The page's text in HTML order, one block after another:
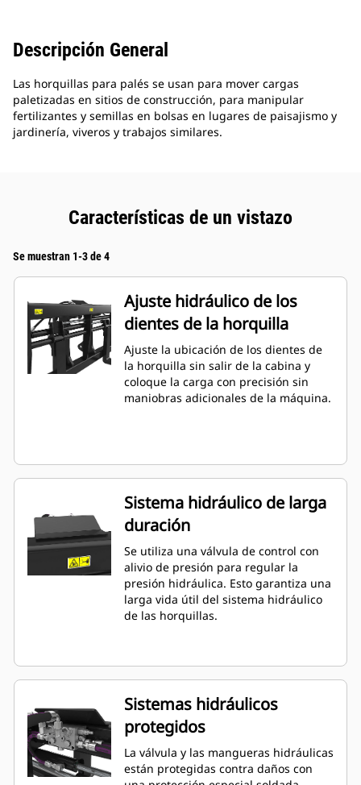
Descripción General
Las horquillas para palés se usan para mover cargas
paletizadas en sitios de construcción, para manipular
fertilizantes y semillas en bolsas en lugares de paisajismo y
jardinería, viveros y trabajos similares.
Características de un vistazo
Se muestran 1-3 de 4
Ajuste hidráulico de los
dientes de la horquilla
Ajuste la ubicación de los dientes de
la horquilla sin salir de la cabina y
coloque la carga con precisión sin
maniobras adicionales de la máquina.
Sistema hidráulico de larga
duración
Se utiliza una válvula de control con
alivio de presión para regular la
presión hidráulica. Esto garantiza una
larga vida útil del sistema hidráulico
de las horquillas.
Sistemas hidráulicos
protegidos
La válvula y las mangueras hidráulicas
están protegidas contra daños con